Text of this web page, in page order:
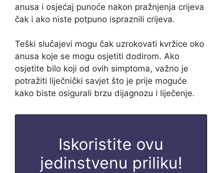
anusa i osjećaj punoće nakon pražnjenja crijeva
čak i ako niste potpuno ispraznili crijeva.
Teški slučajevi mogu čak uzrokovati kvržice oko
anusa koje se mogu osjetiti dodirom. Ako
osjetite bilo koji od ovih simptoma, važno je
potražiti liječnički savjet što je prije moguće
kako biste osigurali brzu dijagnozu i liječenje.
Iskoristite ovu
jedinstvenu priliku!